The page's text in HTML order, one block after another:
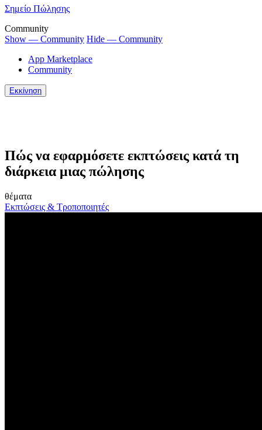
Σημείο Πώλησης
Community
Show — Community Hide — Community
App Marketplace
Community
Εκκίνηση
Πώς να εφαρμόσετε εκπτώσεις κατά τη
διάρκεια μιας πώλησης
θέματα
Εκπτώσεις & Τροποποιητές